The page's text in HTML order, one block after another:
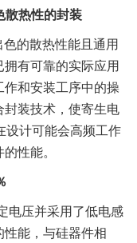
散热性的封装
的散热性能且通用
有可靠的实际应用
和安装工序中的操
装技术，使寄生电
设计可能会高频工作
性能。
电压并采用了低电感
能，与硅器件相